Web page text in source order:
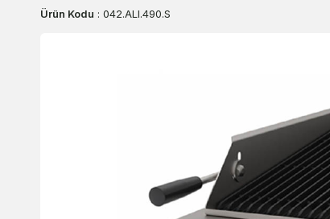
Ürün Kodu : 042.ALI.490.S